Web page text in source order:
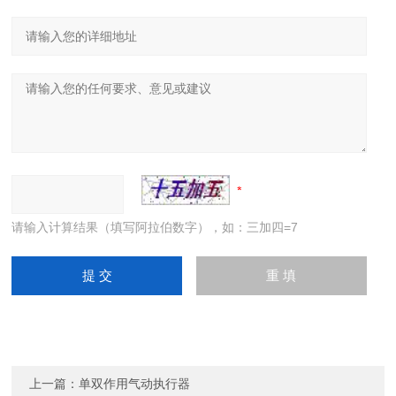
请输入计算结果（填写阿拉伯数字），如：三加四=7
上一篇：单双作用气动执行器